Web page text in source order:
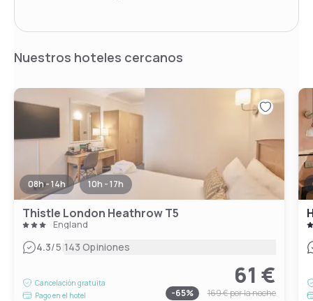
Nuestros hoteles cercanos
08h - 14h 10h - 17h
Thistle London Heathrow T5
England
4.3/5|143 Opiniones
Cancelación gratuita
Pago en el hotel
61 €
-65% 169 €por la noche